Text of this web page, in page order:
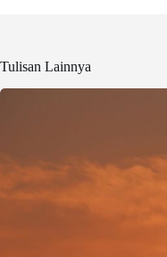
Tulisan Lainnya